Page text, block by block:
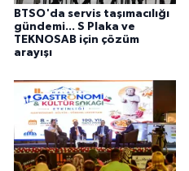
BTSO'da servis taşımacılığı
gündemi... S Plaka ve
TEKNOSAB için çözüm
arayışı